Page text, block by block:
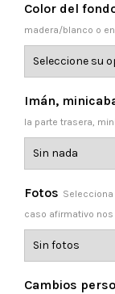
Color del
madera/blanco o
Imán,
la parte trasera,
Fotos
caso afirmativo
Cambios